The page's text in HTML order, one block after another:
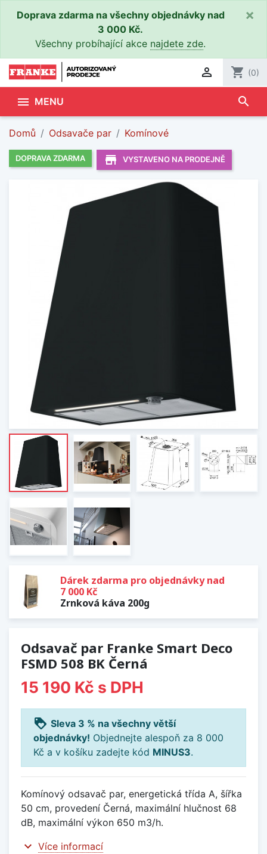
Doprava zdarma na všechny objednávky nad
3 000 Kč.
Všechny probíhající akce najdete zde.
×
 shopping_cart (0)
 MENU search
Domů Odsavače par Komínové
DOPRAVA ZDARMA store_mall_directory VYSTAVENO NA PRODEJNĚ
Dárek zdarma pro objednávky nad
7 000 Kč
Zrnková káva 200g
Odsavač par Franke Smart Deco
FSMD 508 BK Černá
15 190 Kč s DPH
loyalty Sleva 3 % na všechny větší
objednávky! Objednejte alespoň za 8 000
Kč a v košíku zadejte kód MINUS3.
Komínový odsavač par, energetická třída A, šířka
50 cm, provedení Černá, maximální hlučnost 68
dB, maximální výkon 650 m3/h.
expand_more Více informací